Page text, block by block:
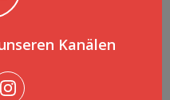
Kanälen